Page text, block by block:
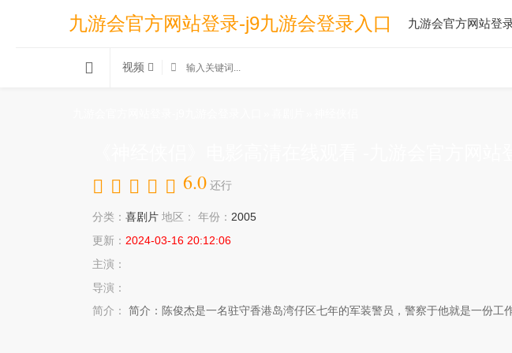
九游会官方网站登录-j9九游会登录入口 九游会官方网站登
视频
6.0 还行
分类： 喜剧片 地区： 年份： 2005
更新： 2024-03-16 20:12:06
主演：
导演：
简介：
简介：陈俊杰是一名驻守香港岛湾仔区七年的军装警员，警察于他就是一份工